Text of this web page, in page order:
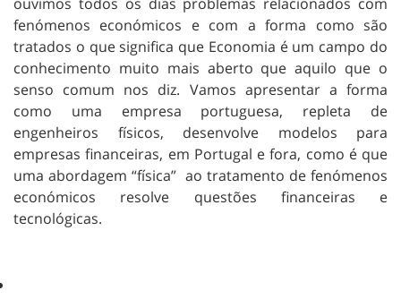
fenómenos económicos e com a forma como são
tratados o que significa que Economia é um campo do
conhecimento muito mais aberto que aquilo que o
senso comum nos diz. Vamos apresentar a forma
como uma empresa portuguesa, repleta de
engenheiros físicos, desenvolve modelos para
empresas financeiras, em Portugal e fora, como é que
uma abordagem “física” ao tratamento de fenómenos
económicos resolve questões financeiras e
tecnológicas.